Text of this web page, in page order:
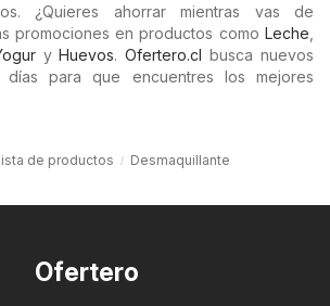
¿Quieres ahorrar mientras vas de
promociones en productos como Leche
yHuevos.Ofertero.cl busca nuevos
para que encuentres los mejores
de productos Desmaquillante
Ofertero